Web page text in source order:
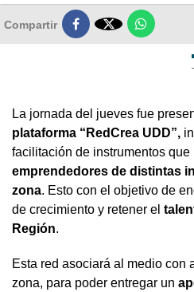
Compartir 
La jornada del jueves fue
plataforma “RedCrea UDD”,
facilitación de instrumentos
emprendedores de distintas
zona. Esto con el objetivo de
de crecimiento y retener el
Región.
Esta red asociará al medio con
zona, para poder entregar un